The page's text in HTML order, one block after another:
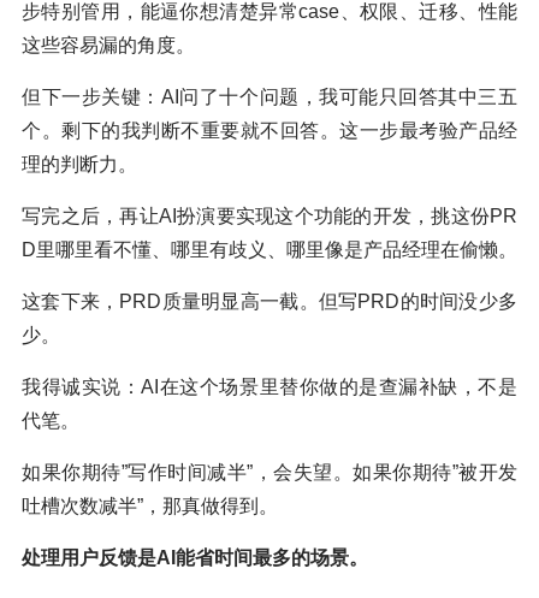
步特别管用，能逼你想清楚异常case、权限、迁移、性能
这些容易漏的角度。
但下一步关键：AI问了十个问题，我可能只回答其中三五
个。剩下的我判断不重要就不回答。这一步最考验产品经
理的判断力。
写完之后，再让AI扮演要实现这个功能的开发，挑这份PR
D里哪里看不懂、哪里有歧义、哪里像是产品经理在偷懒。
这套下来，PRD质量明显高一截。但写PRD的时间没少多
少。
我得诚实说：AI在这个场景里替你做的是查漏补缺，不是
代笔。
如果你期待”写作时间减半”，会失望。如果你期待”被开发
吐槽次数减半”，那真做得到。
处理用户反馈是AI能省时间最多的场景。